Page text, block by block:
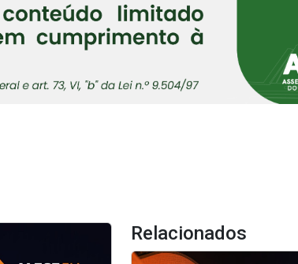
Relacionados